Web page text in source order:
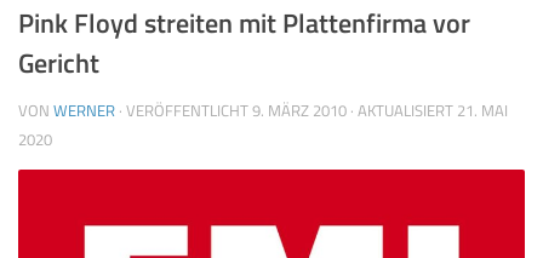
Pink Floyd streiten mit Plattenfirma vor
Gericht
VON WERNER · VERÖFFENTLICHT9. MÄRZ 2010 · AKTUALISIERT 21. MAI
2020